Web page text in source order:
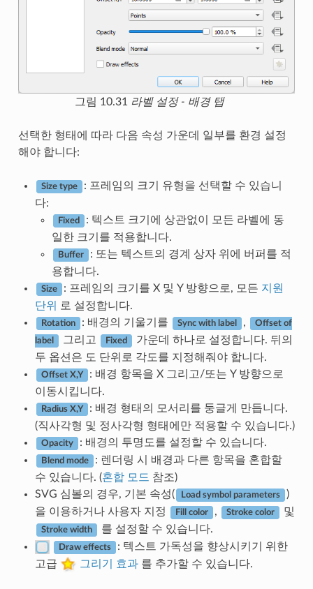
그림 10.31 라벨 설정 - 배경 탭
선택한 형태에 따라 다음 속성 가운데 일부를 환경 설정
해야 합니다:
Size type
: 프레임의 크기 유형을 선택할 수 있습니
다:
Fixed
: 텍스트 크기에 상관없이 모든 라벨에 동
일한 크기를 적용합니다.
Buffer
: 또는 텍스트의 경계 상자 위에 버퍼를 적
용합니다.
Size : 프레임의 크기를 X 및 Y 방향으로, 모든 지원
단위 로 설정합니다.
Rotation : 배경의 기울기를 Sync with label , Offset of
label 그리고 Fixed
가운데 하나로 설정합니다. 뒤의
두 옵션은 도 단위로 각도를 지정해줘야 합니다.
Offset X,Y
: 배경 항목을 X 그리고/또는 Y 방향으로
이동시킵니다.
Radius X,Y
: 배경 형태의 모서리를 둥글게 만듭니다.
(직사각형 및 정사각형 형태에만 적용할 수 있습니다.)
Opacity : 배경의 투명도를 설정할 수 있습니다.
Blend mode
: 렌더링 시 배경과 다른 항목을 혼합할
수 있습니다. (혼합 모드 참조)
SVG 심볼의 경우, 기본 속성(
Load symbol parameters
)
을 이용하거나 사용자 지정
Fill color , Stroke color 및
Stroke width 를 설정할 수 있습니다.
Draw effects
: 텍스트 가독성을 향상시키기 위한
고급
그리기 효과를 추가할 수 있습니다.